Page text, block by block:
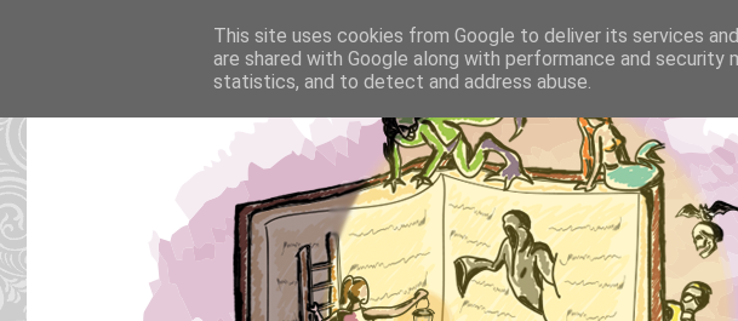
This site uses cookies from Google to deliver its services
are shared with Google along with performance and
statistics, and to detect and address abuse.